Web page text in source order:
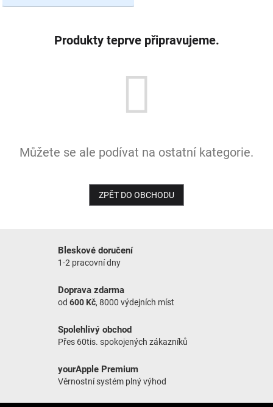
Produkty teprve připravujeme.
Můžete se ale podívat na ostatní kategorie.
ZPĚT DO OBCHODU
Bleskové doručení
1-2 pracovní dny
Doprava zdarma
od 600 Kč, 8000 výdejních míst
Spolehlivý obchod
Přes 60tis. spokojených zákazníků
yourApple Premium
Věrnostní systém plný výhod